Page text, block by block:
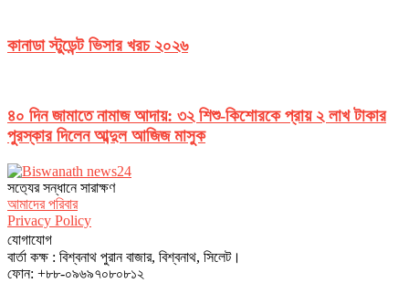
কানাডা স্টুডেন্ট ভিসার খরচ ২০২৬
৪০ দিন জামাতে নামাজ আদায়: ৩২ শিশু-কিশোরকে প্রায় ২ লাখ টাকার
পুরস্কার দিলেন আব্দুল আজিজ মাসুক
সত‌্যের সন্ধানে সারাক্ষণ
আমাদের পরিবার
Privacy Policy
যোগাযোগ
বার্তা কক্ষ : বিশ্বনাথ পুরান বাজার, বিশ্বনাথ, সিলেট।
ফোন: +৮৮-০৯৬৯৭০৮০৮১২